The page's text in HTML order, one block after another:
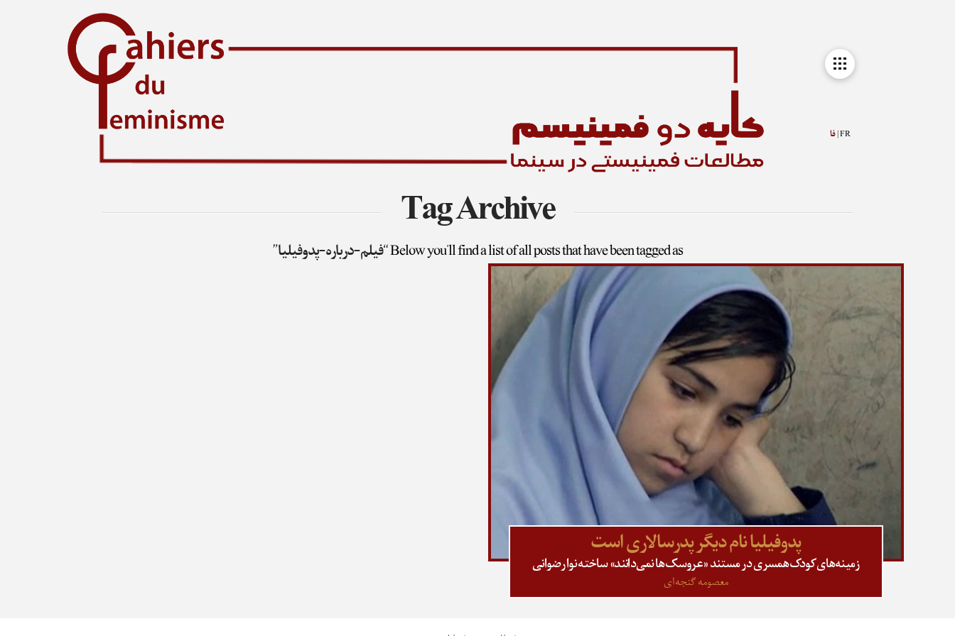
FR | فا
Tag Archive
Below you'll find a list of all posts that have been tagged as“فیلم-درباره-پدوفیلیا”
پدوفیلیا نام دیگر پدرسالاری است
زمینه‌های کودک‌همسری در مستند «عروسک‌ها نمی‌دانند» ساخته نوا رضوانی
معصومه گنجه‌ای